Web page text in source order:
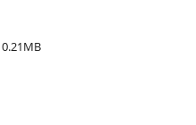
0.21MB